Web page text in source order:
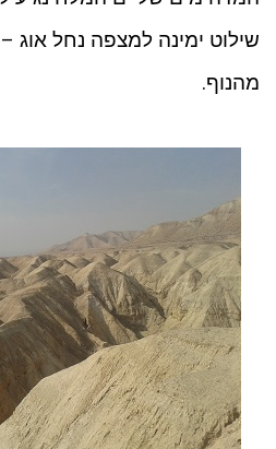
שילוט ימינה למצפה נחל אוג
מהנוף.